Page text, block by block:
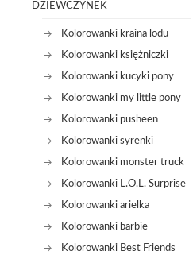
DZIEWCZYNEK
Kolorowanki kraina lodu
Kolorowanki księżniczki
Kolorowanki kucyki pony
Kolorowanki my little pony
Kolorowanki pusheen
Kolorowanki syrenki
Kolorowanki monster truck
Kolorowanki L.O.L. Surprise
Kolorowanki arielka
Kolorowanki barbie
Kolorowanki Best Friends